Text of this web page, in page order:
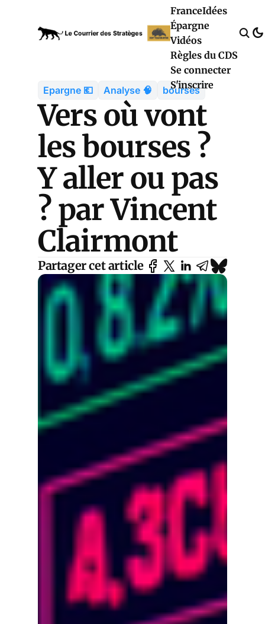
FranceIdées
Épargne
Vidéos
Règles du CDS
Se connecter
S'inscrire
Epargne 💶 Analyse 🧠 bourses
Vers où vont
les bourses ?
Y aller ou pas
? par Vincent
Clairmont
Partager cet article